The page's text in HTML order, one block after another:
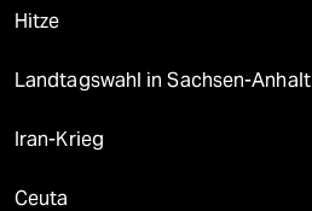
Hitze
Landtagswahl in Sachsen-Anhalt
Iran-Krieg
Ceuta